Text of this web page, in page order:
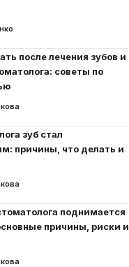
после лечения зубов и
советы по
зуб стал
причины, что делать и
поднимается
причины, риски и